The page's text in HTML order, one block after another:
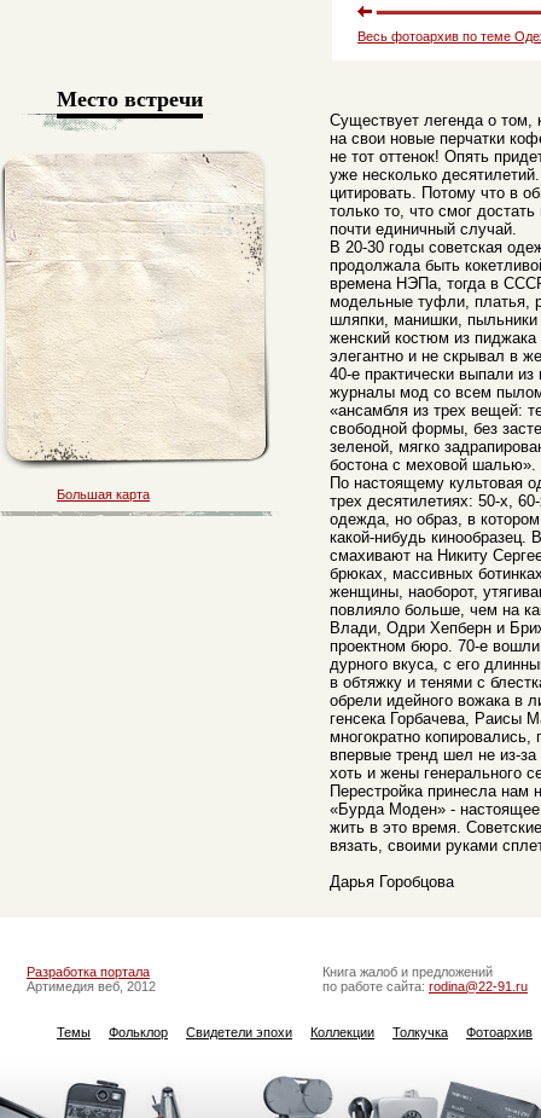
Весь фотоархив по теме
Существует легенда о том,
на свои новые перчатки
не тот оттенок! Опять
уже несколько
цитировать. Потому что в
только то, что смог
почти единичный случай.
В 20-30 годы советская
продолжала быть
времена НЭПа, тогда в
модельные туфли, платья,
шляпки, манишки, пыльники
женский костюм из
элегантно и не скрывал в
40-е практически выпали
журналы мод со всем
«ансамбля из трех вещей:
свободной формы, без
зеленой, мягко
бостона с меховой шалью».
По настоящему культовая
трех десятилетиях: 50-х,
одежда, но образ, в
какой-нибудь кинообразец.
смахивают на Никиту
брюках, массивных
женщины, наоборот,
повлияло больше, чем на
Влади, Одри Хепберн и
проектном бюро. 70-е
дурного вкуса, с его
в обтяжку и тенями с
обрели идейного вожака в
генсека Горбачева, Раисы
многократно
впервые тренд шел не из-
хоть и жены генерального
Перестройка принесла нам
«Бурда Моден» -
жить в это время.
вязать, своими руками
Дарья Горобцова
Место встречи
Большая карта
Разработка портала
Артимедия веб, 2012
Книга жалоб и предложений
по работе сайта: rodina@22-91.ru
Темы Фольклор Свидетели эпохи Коллекции Толкучка Фотоархив